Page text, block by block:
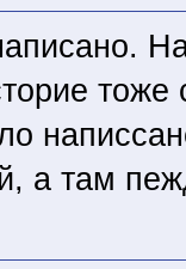
тоже
а там